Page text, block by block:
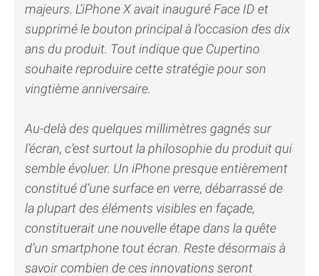
majeurs. L’iPhone X avait inauguré Face ID et
supprimé le bouton principal à l’occasion des dix
ans du produit. Tout indique que Cupertino
souhaite reproduire cette stratégie pour son
vingtième anniversaire.
Au-delà des quelques millimètres gagnés sur
l’écran, c’est surtout la philosophie du produit qui
semble évoluer. Un iPhone presque entièrement
constitué d’une surface en verre, débarrassé de
la plupart des éléments visibles en façade,
constituerait une nouvelle étape dans la quête
d’un smartphone tout écran. Reste désormais à
savoir combien de ces innovations seront